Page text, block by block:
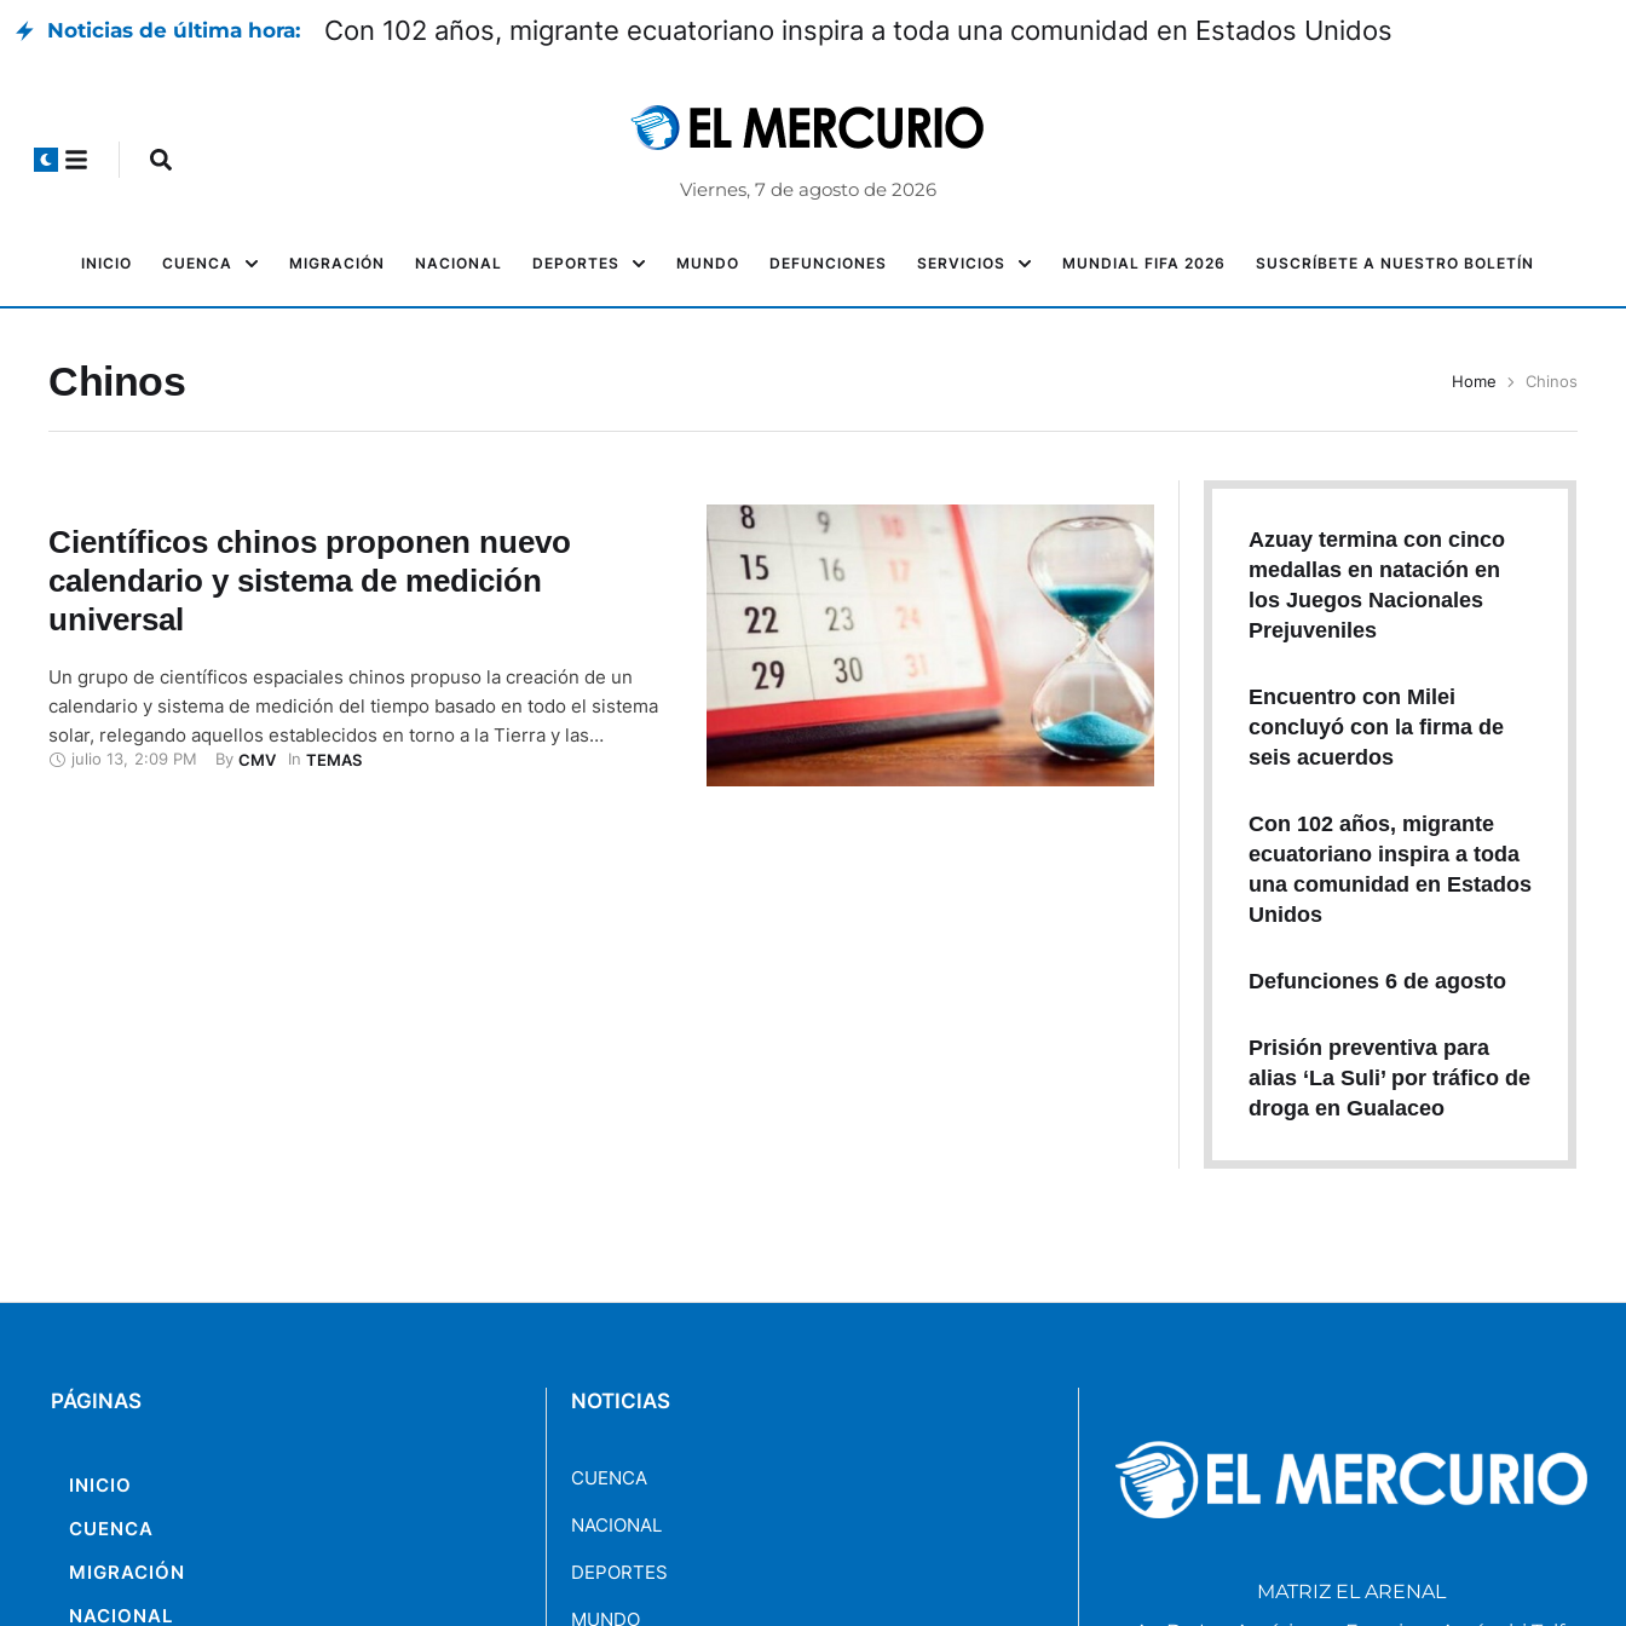
Noticias de última hora: Con 102 años, migrante ecuatoriano inspira a toda una comunidad en Estados Unidos
Viernes, 7 de agosto de 2026
INICIO CUENCA MIGRACIÓN NACIONAL DEPORTES MUNDO DEFUNCIONES SERVICIOS MUNDIAL FIFA 2026 SUSCRÍBETE A NUESTRO BOLETÍN
Chinos Home Chinos
Científicos chinos proponen nuevo
calendario y sistema de medición
universal
Un grupo de científicos espaciales chinos propuso la creación de un
calendario y sistema de medición del tiempo basado en todo el sistema
solar, relegando aquellos establecidos en torno a la Tierra y las
religiones, según el diario South China Morning Post. La propuesta
julio 13 2:09 PM By CMV In TEMAS
Azuay termina con cinco
medallas en natación en
los Juegos Nacionales
Prejuveniles
Encuentro con Milei
concluyó con la firma de
seis acuerdos
Con 102 años, migrante
ecuatoriano inspira a toda
una comunidad en Estados
Unidos
Defunciones 6 de agosto
Prisión preventiva para
alias ‘La Suli’ por tráfico de
droga en Gualaceo
PÁGINAS
INICIO
CUENCA
MIGRACIÓN
NACIONAL
NOTICIAS
CUENCA
NACIONAL
DEPORTES
MUNDO
MATRIZ EL ARENAL